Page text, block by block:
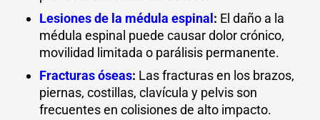
Lesiones de la médula espinal : El daño a la
médula espinal puede causar dolor crónico,
movilidad limitada o parálisis permanente.
Fracturas óseas: Las fracturas en los brazos,
piernas, costillas, clavícula y pelvis son
frecuentes en colisiones de alto impacto.